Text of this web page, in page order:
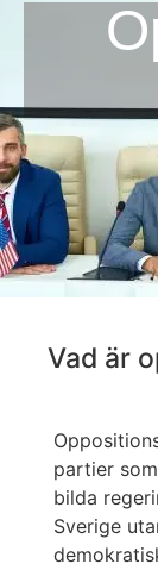
Vad är
partier
bilda
Sverige